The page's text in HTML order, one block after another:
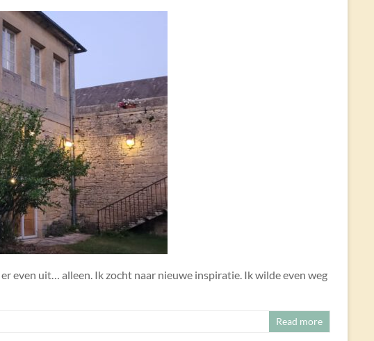
even uit… alleen. Ik zocht naar nieuwe inspiratie. Ik wilde even weg
Read more